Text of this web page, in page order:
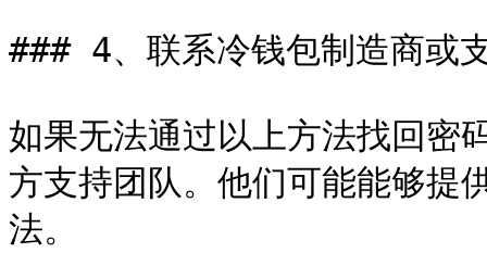
### 4、联系冷钱包制造商或
如果无法通过以上方法找回密
方支持团队。他们可能能够提
法。